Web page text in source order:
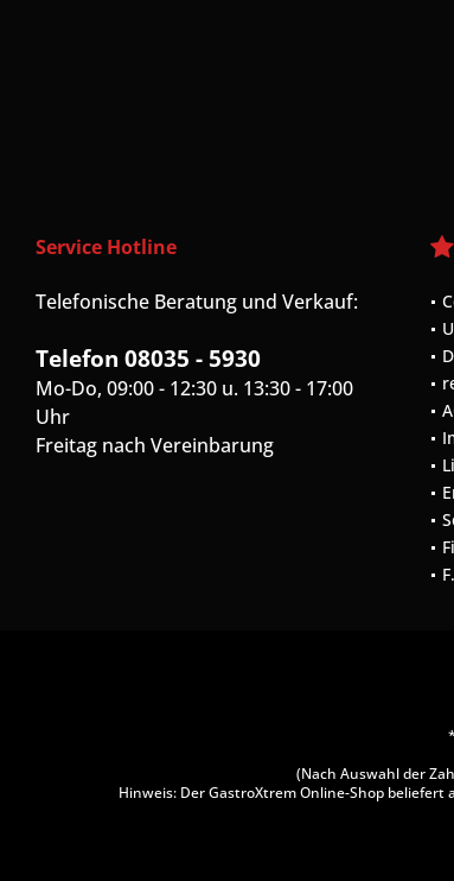
Service Hotline
Telefonische Beratung und Verkauf:
Telefon 08035 - 5930
Mo-Do, 09:00 - 12:30 u. 13:30 - 17:00
Uhr
Freitag nach Vereinbarung
(Nach Auswahl der
Hinweis: Der GastroXtrem Online-Shop